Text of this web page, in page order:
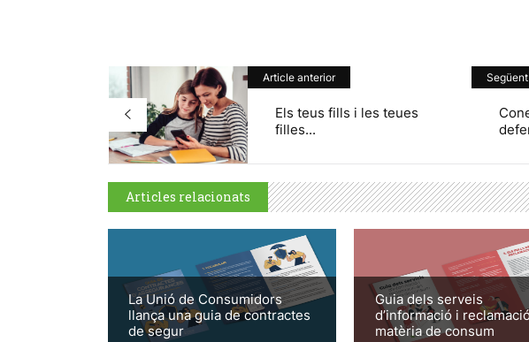
Article anterior
Els teus fills i les teues
filles...
Articles relacionats
La Unió de Consumidors
llança una guia de contractes
de segur
Guia dels serveis
d’informació i
matèria de consum